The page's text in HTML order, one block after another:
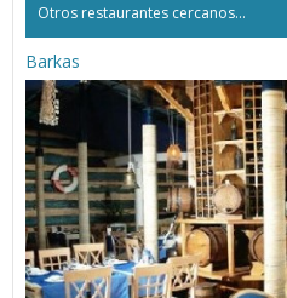
Otros restaurantes cercanos...
Barkas